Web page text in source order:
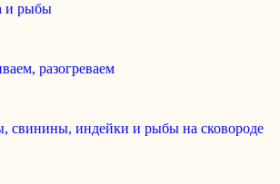
и рыбы
разогреваем
свинины, индейки и рыбы на сковороде